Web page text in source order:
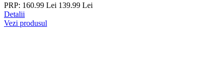
PRP: 160.99 Lei 139.99 Lei
Detalii
Vezi produsul